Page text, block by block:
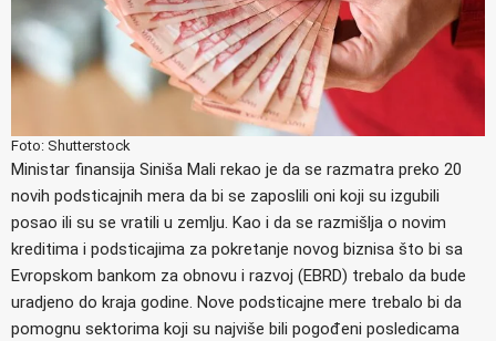
Foto: Shutterstock
Ministar finansija Siniša Mali rekao je da se razmatra preko 20
novih podsticajnih mera da bi se zaposlili oni koji su izgubili
posao ili su se vratili u zemlju. Kao i da se razmišlja o novim
kreditima i podsticajima za pokretanje novog biznisa što bi sa
Evropskom bankom za obnovu i razvoj (EBRD) trebalo da bude
uradjeno do kraja godine. Nove podsticajne mere trebalo bi da
pomognu sektorima koji su najviše bili pogođeni posledicama